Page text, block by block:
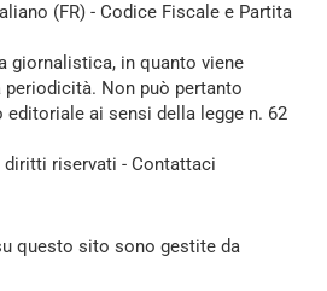
(FR) - Codice Fiscale e Partita
giornalistica, in quanto viene
Non può pertanto
ai sensi della legge n. 62
diritti riservati - Contattaci
questo sito sono gestite da